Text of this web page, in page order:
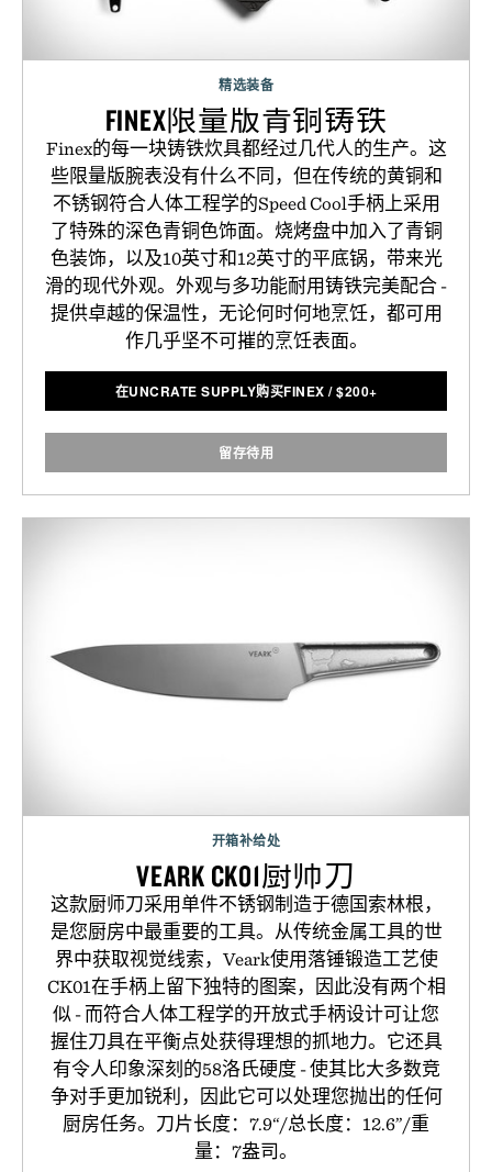
精选装备
FINEX限量版青铜铸铁
Finex的每一块铸铁炊具都经过几代人的生产。这
些限量版腕表没有什么不同，但在传统的黄铜和
不锈钢符合人体工程学的Speed Cool手柄上采用
了特殊的深色青铜色饰面。烧烤盘中加入了青铜
色装饰，以及10英寸和12英寸的平底锅，带来光
滑的现代外观。外观与多功能耐用铸铁完美配合 -
提供卓越的保温性，无论何时何地烹饪，都可用
作几乎坚不可摧的烹饪表面。
在UNCRATE SUPPLY购买FINEX /$200+
留存待用
开箱补给处
VEARK CK01厨师刀
这款厨师刀采用单件不锈钢制造于德国索林根，
是您厨房中最重要的工具。从传统金属工具的世
界中获取视觉线索，Veark使用落锤锻造工艺使
CK01在手柄上留下独特的图案，因此没有两个相
似 - 而符合人体工程学的开放式手柄设计可让您
握住刀具在平衡点处获得理想的抓地力。它还具
有令人印象深刻的58洛氏硬度 - 使其比大多数竞
争对手更加锐利，因此它可以处理您抛出的任何
厨房任务。刀片长度：7.9“/总长度：12.6”/重
量：7盎司。